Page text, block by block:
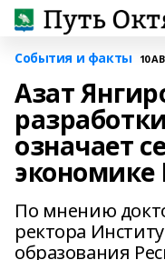
События и факты 10
Азат
означает
экономике
По мнению
ректора
образования